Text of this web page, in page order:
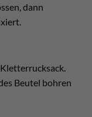
dann
Beutel bohren